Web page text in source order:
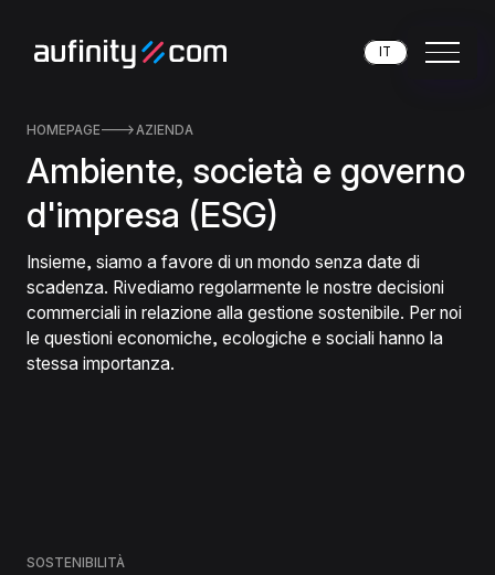
IT
HOMEPAGEAZIENDA
Ambiente, società e governo
d'impresa (ESG)
Insieme, siamo a favore di un mondo senza date di
scadenza. Rivediamo regolarmente le nostre decisioni
commerciali in relazione alla gestione sostenibile. Per noi
le questioni economiche, ecologiche e sociali hanno la
stessa importanza.
SOSTENIBILITÀ